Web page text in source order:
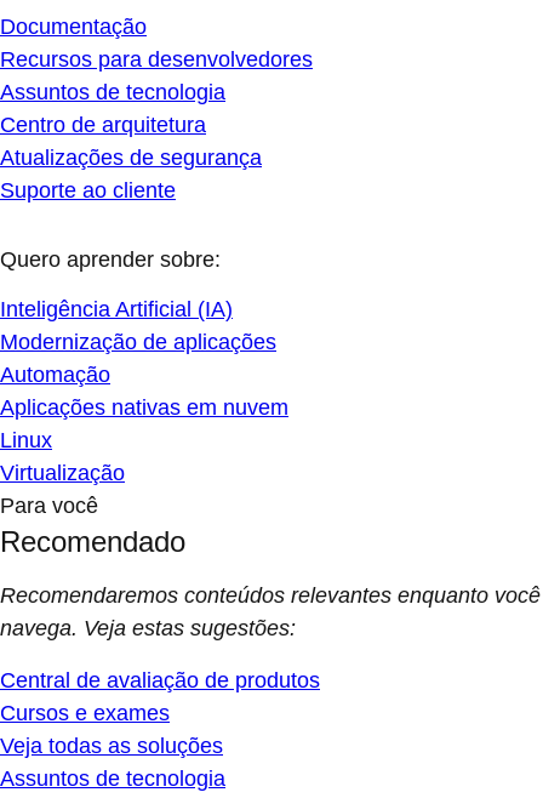
Documentação
Recursos para desenvolvedores
Assuntos de tecnologia
Centro de arquitetura
Atualizações de segurança
Suporte ao cliente
Quero aprender sobre:
Inteligência Artificial (IA)
Modernização de aplicações
Automação
Aplicações nativas em nuvem
Linux
Virtualização
Para você
Recomendado
Recomendaremos conteúdos relevantes enquanto você
navega. Veja estas sugestões:
Central de avaliação de produtos
Cursos e exames
Veja todas as soluções
Assuntos de tecnologia